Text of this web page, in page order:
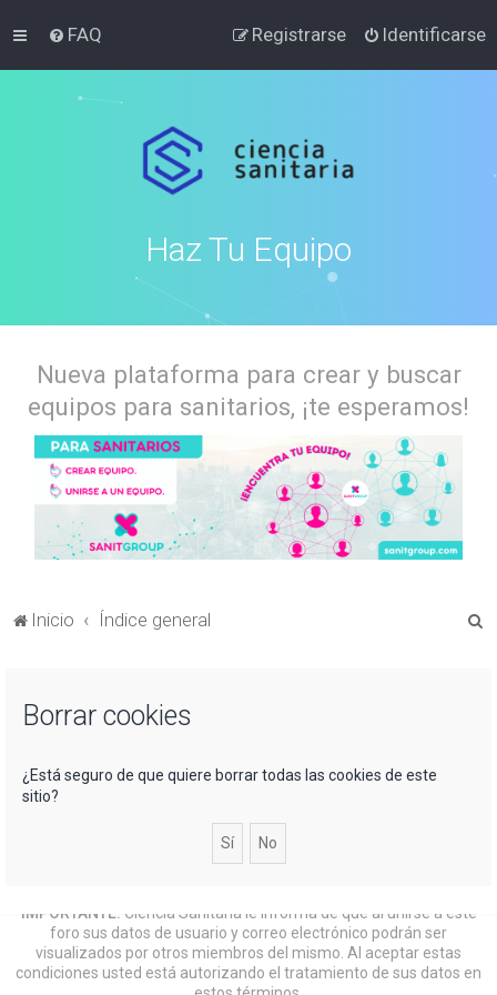
FAQ Identificarse
Registrarse
Haz Tu Equipo
Nueva plataforma para crear y buscar
equipos para sanitarios, ¡te esperamos!
Inicio Índice general
Borrar cookies
¿Está seguro de que quiere borrar todas las cookies de este
sitio?
IMPORTANTE: Ciencia Sanitaria le informa de que al unirse a este
foro sus datos de usuario y correo electrónico podrán ser
visualizados por otros miembros del mismo. Al aceptar estas
condiciones usted está autorizando el tratamiento de sus datos en